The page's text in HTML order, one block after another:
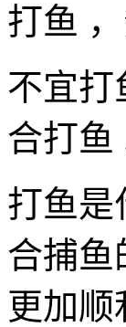
打鱼
不宜打
合打鱼
打鱼是
合捕鱼
更加顺